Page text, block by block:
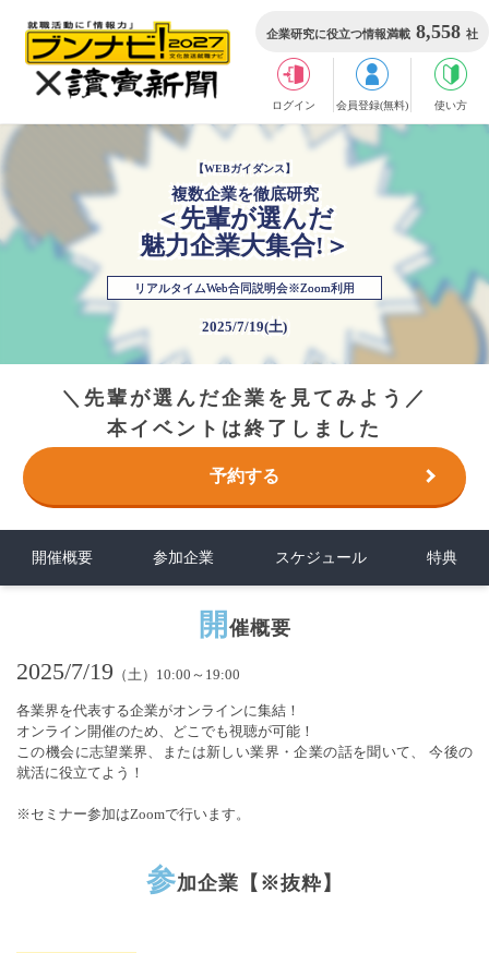
企業研究に役立つ情報満載 8,558 社
ログイン 会員登録(無料) 使い方
【WEBガイダンス】
複数企業を徹底研究
＜先輩が選んだ
魅力企業大集合!＞
リアルタイムWeb合同説明会※Zoom利用
2025/7/19(土)
＼先輩が選んだ企業を見てみよう／
本イベントは終了しました
予約する
開催概要 参加企業 スケジュール 特典
開 催概要
2025/7/19 （土）10:00～19:00
各業界を代表する企業がオンラインに集結！
オンライン開催のため、どこでも視聴が可能！
この機会に志望業界、または新しい業界・企業の話を聞いて、 今後の
就活に役立てよう！
※セミナー参加はZoomで行います。
参加企業【※抜粋】